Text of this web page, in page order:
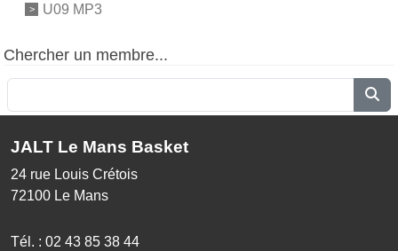
U09 MP3
Chercher un membre...
JALT Le Mans Basket
24 rue Louis Crétois
72100 Le Mans
Tél. : 02 43 85 38 44